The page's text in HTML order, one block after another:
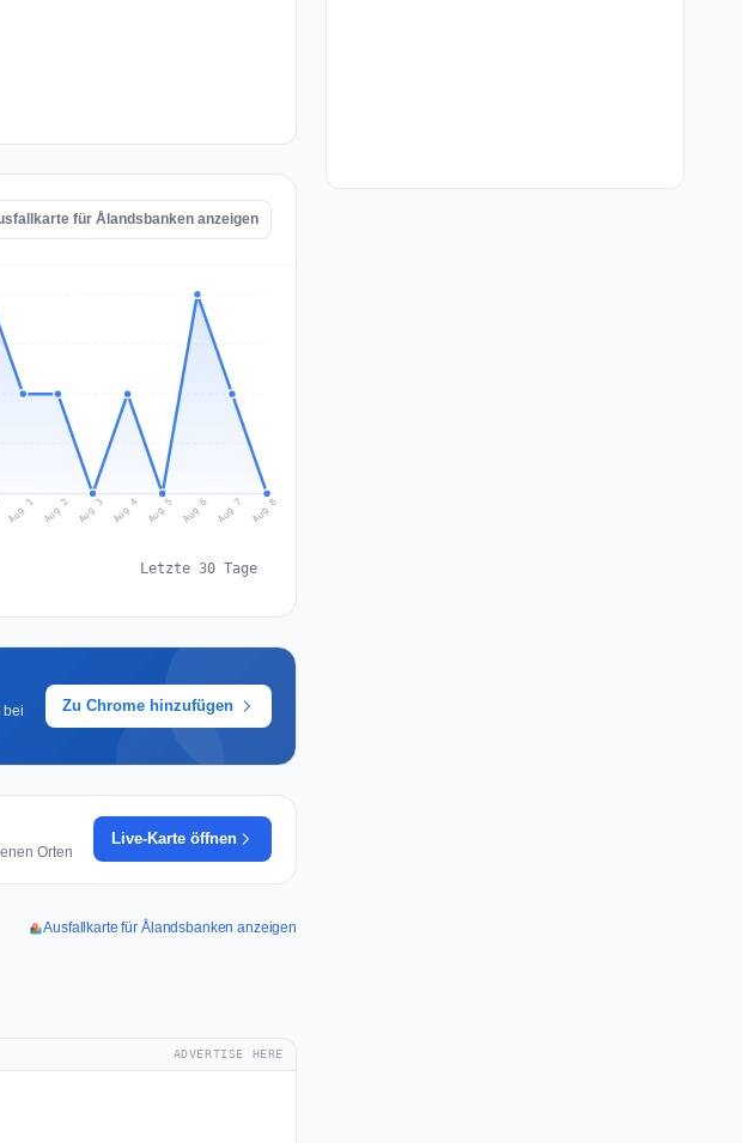
für Ålandsbanken anzeigen
Aug 1 Aug 2 Aug 3 Aug 4 Aug 5 Aug 6 Aug 7 Aug 8
Letzte 30 Tage
bei
Zu Chrome hinzufügen
Orten
Live-Karte öffnen
Ausfallkarte für Ålandsbanken anzeigen
ADVERTISE HERE